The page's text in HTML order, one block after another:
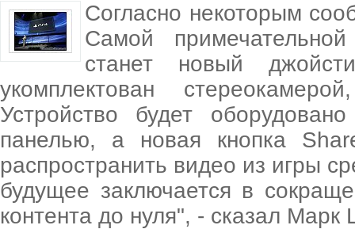
Согласно некоторым
Самой
станет новый
укомплектован
Устройство будет
панелью, а новая кнопка
распространить видео из игры
будущее заключается в
контента до нуля", - сказал